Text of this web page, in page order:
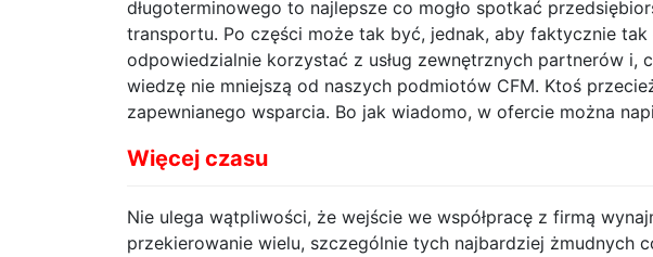
długoterminowego to najlepsze co mogło spotkać
transportu. Po części może tak być, jednak, aby faktycznie
odpowiedzialnie korzystać z usług zewnętrznych partnerów i,
wiedzę nie mniejszą od naszych podmiotów CFM. Ktoś
zapewnianego wsparcia. Bo jak wiadomo, w ofercie można
Więcej czasu
Nie ulega wątpliwości, że wejście we współpracę z firmą
przekierowanie wielu, szczególnie tych najbardziej żmudnych